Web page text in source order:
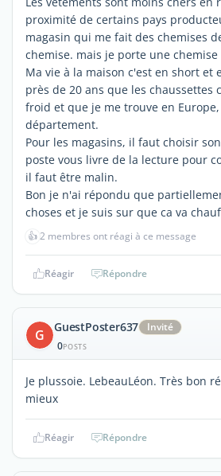
proximité de certains pays
magasin qui me fait des chemises
chemise. mais je porte une
Ma vie à la maison c'est en short et
près de 20 ans que les chaussettes
froid et que je me trouve en
département.
Pour les magasins, il faut choisir
poste vous livre de la lecture pour
il faut être malin.
Bon je n'ai répondu que
choses et je suis sur que ca va
👍2 membres ont réagi à ce message
Réagir Répondre
G GuestPoster637
Invité
0POSTS
Je plussoie. LebeauLéon. Très bon
mieux
Réagir Répondre